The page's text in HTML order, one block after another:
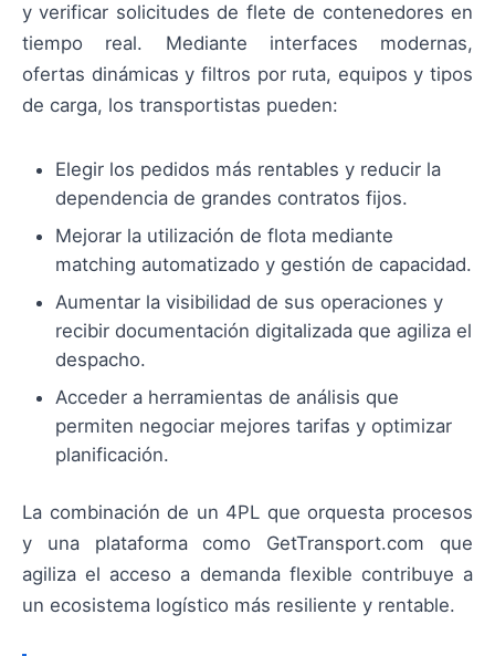
y verificar solicitudes de flete de contenedores en
tiempo real. Mediante interfaces modernas,
ofertas dinámicas y filtros por ruta, equipos y tipos
de carga, los transportistas pueden:
Elegir los pedidos más rentables y reducir la
dependencia de grandes contratos fijos.
Mejorar la utilización de flota mediante
matching automatizado y gestión de capacidad.
Aumentar la visibilidad de sus operaciones y
recibir documentación digitalizada que agiliza el
despacho.
Acceder a herramientas de análisis que
permiten negociar mejores tarifas y optimizar
planificación.
La combinación de un 4PL que orquesta procesos
y una plataforma como GetTransport.com que
agiliza el acceso a demanda flexible contribuye a
un ecosistema logístico más resiliente y rentable.